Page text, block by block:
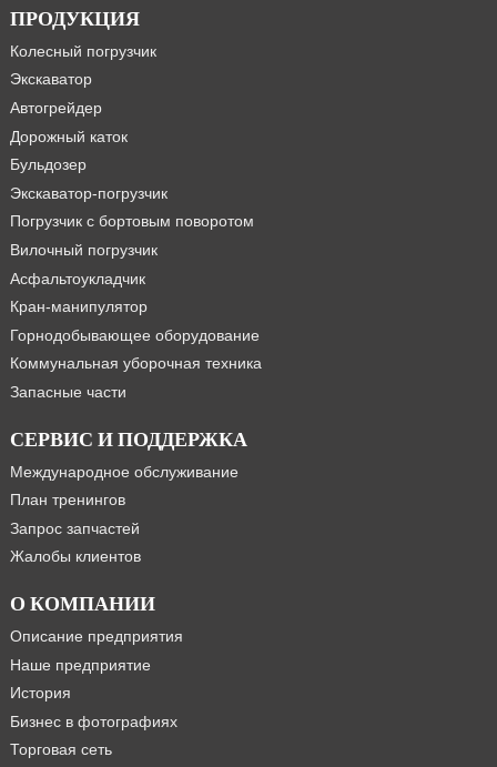
ПРОДУКЦИЯ
Колесный погрузчик
Экскаватор
Автогрейдер
Дорожный каток
Бульдозер
Экскаватор-погрузчик
Погрузчик с бортовым поворотом
Вилочный погрузчик
Асфальтоукладчик
Кран-манипулятор
Горнодобывающее оборудование
Коммунальная уборочная техника
Запасные части
СЕРВИС И ПОДДЕРЖКА
Международное обслуживание
План тренингов
Запрос запчастей
Жалобы клиентов
О КОМПАНИИ
Описание предприятия
Наше предприятие
История
Бизнес в фотографиях
Торговая сеть